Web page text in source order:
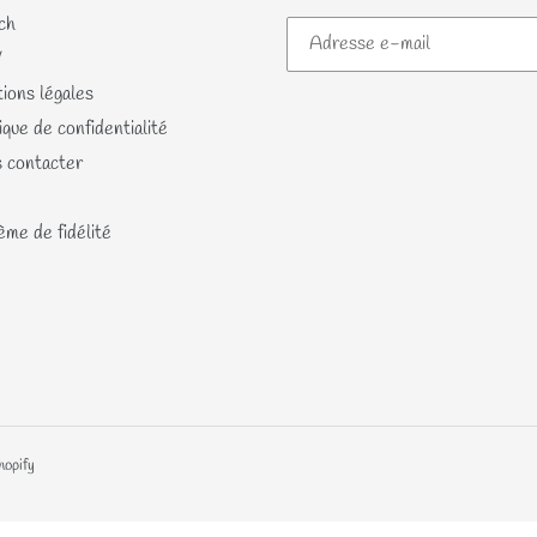
légales
de confidentialité
contacter
de fidélité